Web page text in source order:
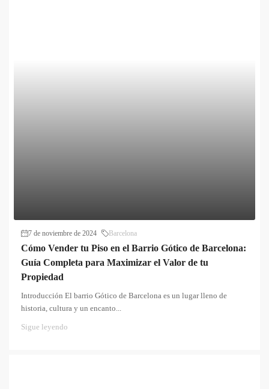
7 de noviembre de 2024 Barcelona
Cómo Vender tu Piso en el Barrio Gótico de Barcelona:
Guía Completa para Maximizar el Valor de tu
Propiedad
Introducción El barrio Gótico de Barcelona es un lugar lleno de
historia, cultura y un encanto...
Sigue leyendo